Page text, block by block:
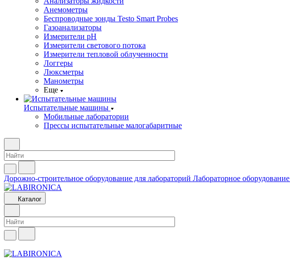
Анемометры
Беспроводные зонды Testo Smart Probes
Газоанализаторы
Измерители pH
Измерители светового потока
Измерители тепловой облученности
Логгеры
Люксметры
Манометры
Еще
Испытательные машины
Мобильные лаборатории
Прессы испытательные малогабаритные
Дорожно-строительное оборудование для лабораторий Лабораторное оборудование
Каталог